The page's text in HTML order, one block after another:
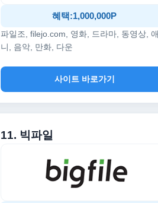
혜택:1,000,000P
파일조, filejo.com, 영화, 드라마, 동영상, 애
니, 음악, 만화, 다운
사이트 바로가기
11. 빅파일